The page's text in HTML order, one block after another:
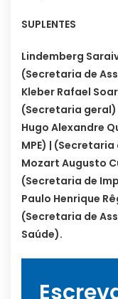
SUPLENTES
Lindemberg
(Secretaria de
Kleber Rafael
(Secretaria geral)
Hugo Alexandre
MPE) |
Mozart Augusto
(Secretaria de
Paulo Henrique
(Secretaria de
Saúde).